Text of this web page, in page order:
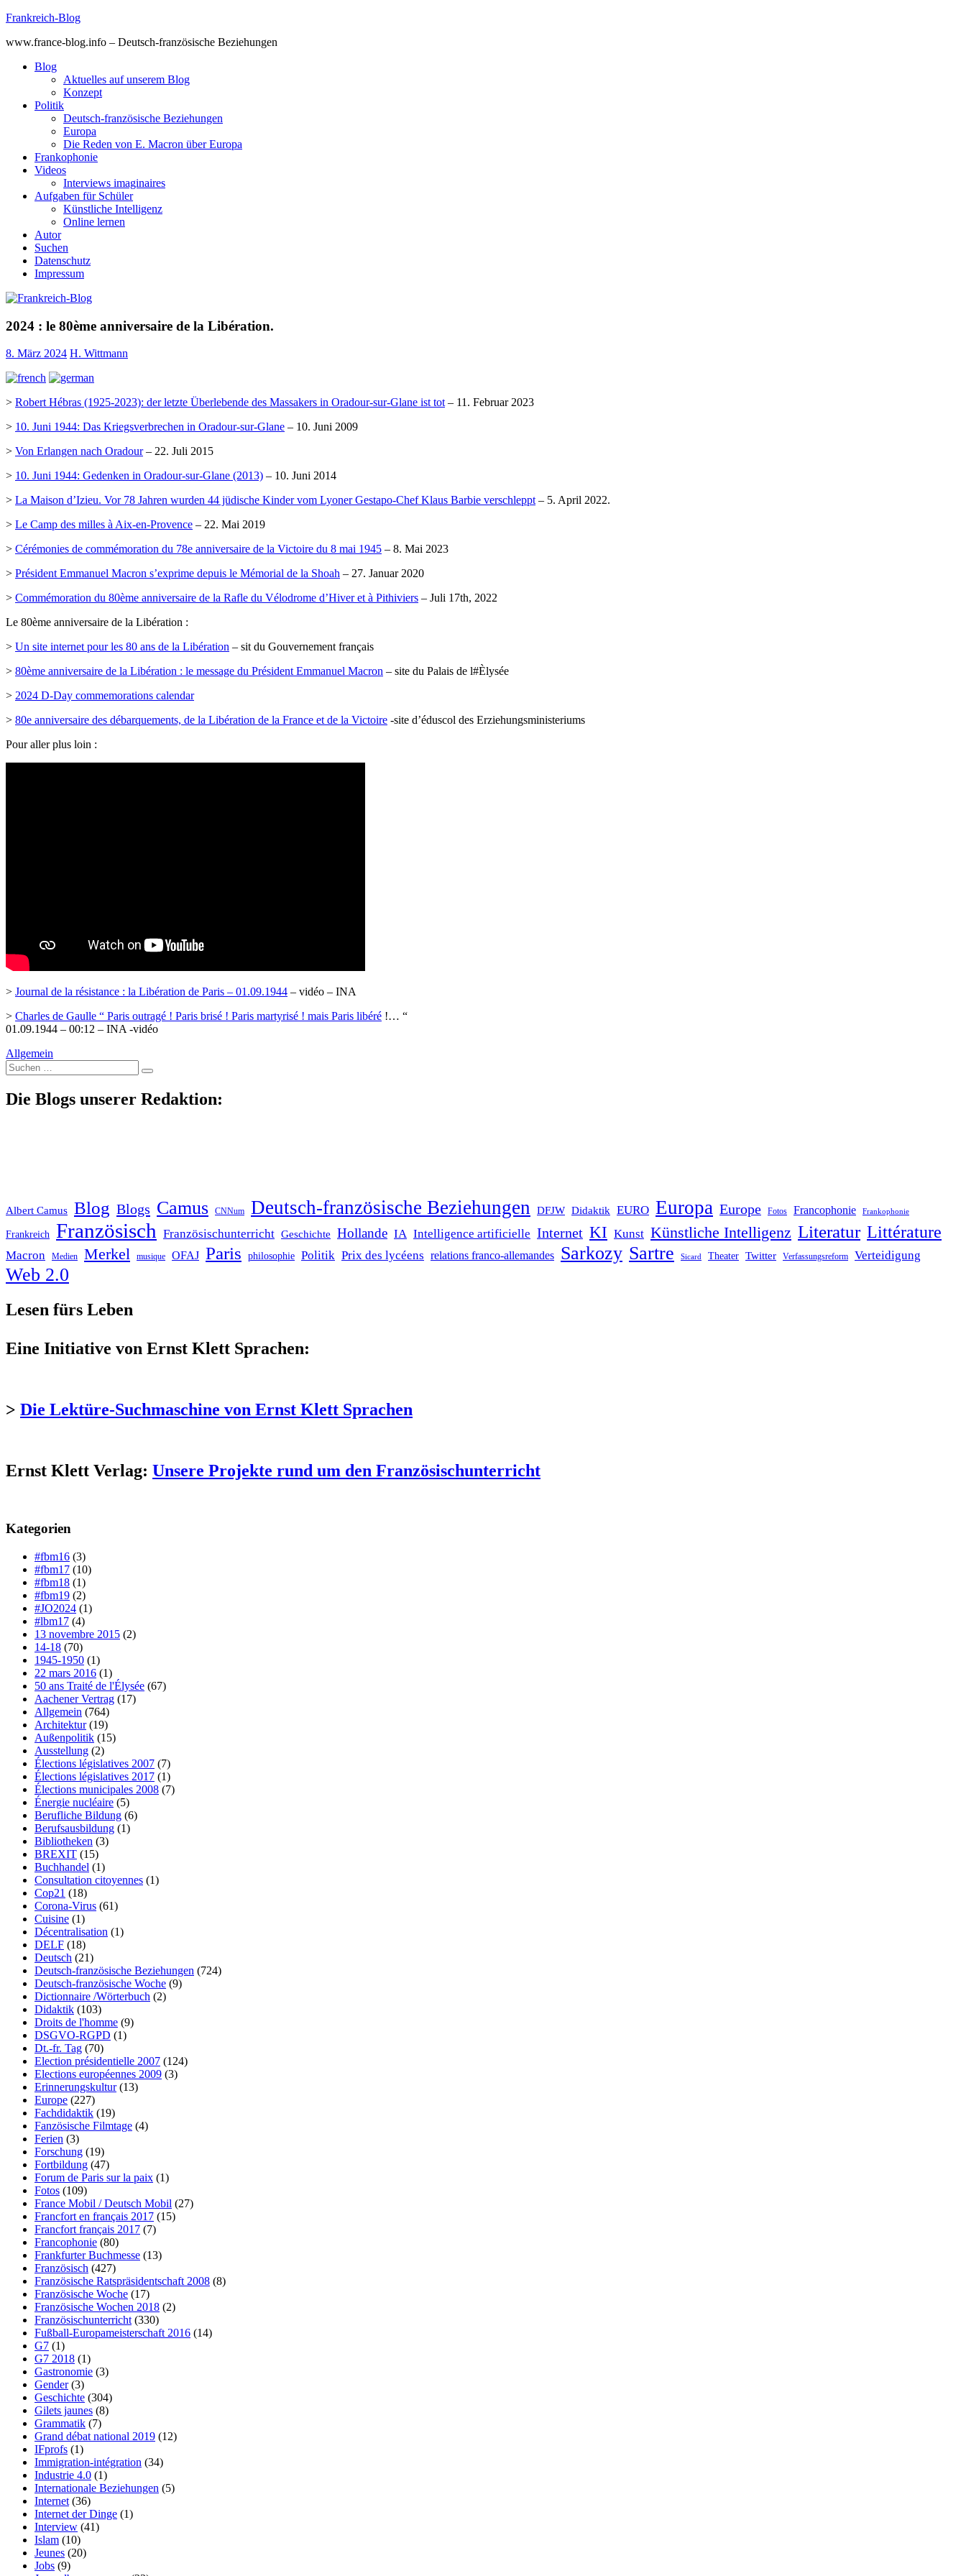
Skip
content
Frankreich-Blog
www.france-blog.info – Deutsch-französische Beziehungen
Blog
Aktuelles auf unserem Blog
Konzept
Politik
Deutsch-französische Beziehungen
Europa
Die Reden von E. Macron über Europa
Frankophonie
Videos
Interviews imaginaires
Aufgaben für Schüler
Künstliche Intelligenz
Online lernen
Autor
Suchen
Datenschutz
Impressum
2024 : le 80ème anniversaire de la Libération.
8. März 2024 H. Wittmann
> Robert Hébras (1925-2023): der letzte Überlebende des Massakers in Oradour-sur-Glane ist tot– 11. Februar 2023
> 10. Juni 1944: Das Kriegsverbrechen in Oradour-sur-Glane – 10. Juni 2009
> Von Erlangen nach Oradour– 22. Juli 2015
> 10. Juni 1944: Gedenken in Oradour-sur-Glane (2013) – 10. Juni 2014
> La Maison d’Izieu. Vor 78 Jahren wurden 44 jüdische Kinder vom Lyoner Gestapo-Chef Klaus Barbie verschleppt– 5. April 2022.
> Le Camp des milles à Aix-en-Provence – 22. Mai 2019
> Cérémonies de commémoration du 78e anniversaire de la Victoire du 8 mai 1945 – 8. Mai 2023
> Président Emmanuel Macron s’exprime depuis le Mémorial de la Shoah – 27. Januar 2020
> Commémoration du 80ème anniversaire de la Rafle du Vélodrome d’Hiver et à Pithiviers – Juli 17th, 2022
Le 80ème anniversaire de la Libération :
> Un site internet pour les 80 ans de la Libération – sit du Gouvernement français
> 80ème anniversaire de la Libération : le message du Président Emmanuel Macron – site du Palais de l#Èlysée
> 2024 D-Day commemorations calendar
> 80e anniversaire des débarquements, de la Libération de la France et de la Victoire -site d’éduscol des Erziehungsministeriums
Pour aller plus loin :
> Journal de la résistance : la Libération de Paris – 01.09.1944 – vidéo – INA
> Charles de Gaulle “ Paris outragé ! Paris brisé ! Paris martyrisé ! mais Paris libéré !… “
01.09.1944 – 00:12 – INA -vidéo
Allgemein
Suche
nach:
Die Blogs unserer Redaktion:
Albert Camus Blog Blogs Camus CNNum Deutsch-französische Beziehungen DFJW Didaktik EURO Europa Europe Fotos Francophonie Frankophonie
Frankreich Französisch Französischunterricht Geschichte Hollande IA Intelligence artificielle Internet KI Kunst Künstliche Intelligenz Literatur Littérature
Macron Medien Merkel musique OFAJ Paris philosophie Politik Prix des lycéens relations franco-allemandes Sarkozy Sartre Sicard Theater Twitter Verfassungsreform Verteidigung
Web 2.0
Lesen fürs Leben
Eine Initiative von Ernst Klett Sprachen:
> Die Lektüre-Suchmaschine von Ernst Klett Sprachen
Ernst Klett Verlag: Unsere Projekte rund um den Französischunterricht
Kategorien
#fbm16 (3)
#fbm17 (10)
#fbm18 (1)
#fbm19 (2)
#JO2024 (1)
#lbm17 (4)
13 novembre 2015 (2)
14-18 (70)
1945-1950 (1)
22 mars 2016 (1)
50 ans Traité de l'Élysée (67)
Aachener Vertrag (17)
Allgemein (764)
Architektur(19)
Außenpolitik (15)
Ausstellung (2)
Élections législatives 2007 (7)
Élections législatives 2017 (1)
Élections municipales 2008 (7)
Énergie nucléaire (5)
Berufliche Bildung (6)
Berufsausbildung (1)
Bibliotheken (3)
BREXIT (15)
Buchhandel (1)
Consultation citoyennes (1)
Cop21 (18)
Corona-Virus (61)
Cuisine (1)
Décentralisation (1)
DELF (18)
Deutsch (21)
Deutsch-französische Beziehungen (724)
Deutsch-französische Woche (9)
Dictionnaire /Wörterbuch (2)
Didaktik (103)
Droits de l'homme (9)
DSGVO-RGPD (1)
Dt.-fr. Tag (70)
Election présidentielle 2007 (124)
Elections européennes 2009 (3)
Erinnerungskultur(13)
Europe (227)
Fachdidaktik (19)
Fanzösische Filmtage (4)
Ferien (3)
Forschung (19)
Fortbildung (47)
Forum de Paris sur la paix (1)
Fotos (109)
France Mobil / Deutsch Mobil (27)
Francfort en français 2017 (15)
Francfort français 2017 (7)
Francophonie (80)
Frankfurter Buchmesse (13)
Französisch (427)
Französische Ratspräsidentschaft 2008 (8)
Französische Woche (17)
Französische Wochen 2018 (2)
Französischunterricht (330)
Fußball-Europameisterschaft 2016 (14)
G7 (1)
G7 2018 (1)
Gastronomie (3)
Gender(3)
Geschichte (304)
Gilets jaunes (8)
Grammatik (7)
Grand débat national 2019 (12)
IFprofs (1)
Immigration-intégration (34)
Industrie 4.0 (1)
Internationale Beziehungen (5)
Internet (36)
Internet der Dinge (1)
Interview (41)
Islam (10)
Jeunes (20)
Jobs (9)